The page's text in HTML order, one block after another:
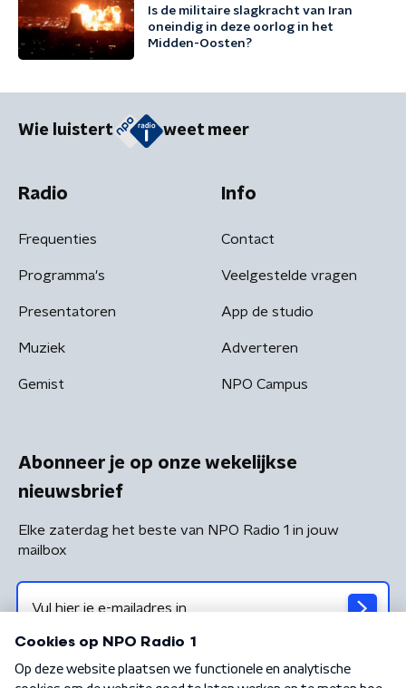
Is de militaire slagkracht van Iran
oneindig in deze oorlog in het
Midden-Oosten?
Wie luistert weet meer
Radio
Frequenties
Programma's
Presentatoren
Muziek
Gemist
Info
Contact
Veelgestelde vragen
App de studio
Adverteren
NPO Campus
Abonneer je op onze wekelijkse
nieuwsbrief
Elke zaterdag het beste van NPO Radio 1 in jouw
mailbox